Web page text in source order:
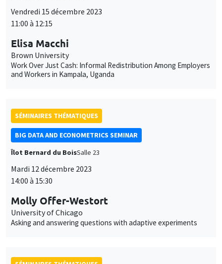
Vendredi 15 décembre 2023
11:00 à 12:15
Elisa Macchi
Brown University
Work Over Just Cash: Informal Redistribution Among Employers
and Workers in Kampala, Uganda
SÉMINAIRES THÉMATIQUES
BIG DATA AND ECONOMETRICS SEMINAR
Îlot Bernard du BoisSalle 23
Mardi 12 décembre 2023
14:00 à 15:30
Molly Offer-Westort
University of Chicago
Asking and answering questions with adaptive experiments